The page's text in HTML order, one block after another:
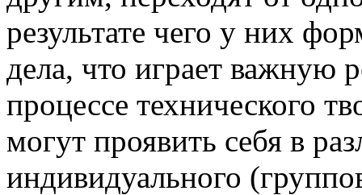
результате чего у них
дела, что играет важную
процессе технического
могут проявить себя в
индивидуального